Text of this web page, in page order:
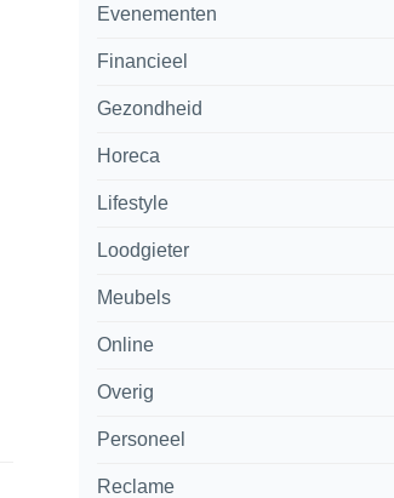
Evenementen
Financieel
Gezondheid
Horeca
Lifestyle
Loodgieter
Meubels
Online
Overig
Personeel
Reclame